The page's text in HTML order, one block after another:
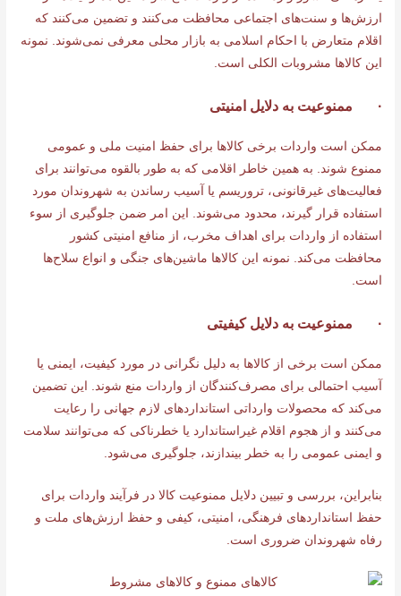
ارزش‌ها و سنت‌های اجتماعی محافظت می‌کنند و تضمین می‌کنند که
اقلام متعارض با احکام اسلامی به بازار محلی معرفی نمی‌شوند. نمونه
این کالاها مشروبات الکلی است.
· ممنوعیت به دلایل امنیتی
ممکن است واردات برخی کالاها برای حفظ امنیت ملی و عمومی
ممنوع شوند. به همین خاطر اقلامی که به طور بالقوه می‌توانند برای
فعالیت‌های غیرقانونی، تروریسم یا آسیب رساندن به شهروندان مورد
استفاده قرار گیرند، محدود می‌شوند. این امر ضمن جلوگیری از سوء
استفاده از واردات برای اهداف مخرب، از منافع امنیتی کشور
محافظت می‌کند. نمونه این کالاها ماشین‌های جنگی و انواع سلاح‌ها
است.
· ممنوعیت به دلایل کیفیتی
ممکن است برخی از کالاها به دلیل نگرانی در مورد کیفیت، ایمنی یا
آسیب احتمالی برای مصرف‌کنندگان از واردات منع شوند. این تضمین
می‌کند که محصولات وارداتی استانداردهای لازم جهانی را رعایت
می‌کنند و از هجوم اقلام غیراستاندارد یا خطرناکی که می‌توانند سلامت
و ایمنی عمومی را به خطر بیندازند، جلوگیری می‌شود.
بنابراین، بررسی و تبیین دلایل ممنوعیت کالا در فرآیند واردات برای
حفظ استانداردهای فرهنگی، امنیتی، کیفی و حفظ ارزش‌های ملت و
رفاه شهروندان ضروری است.